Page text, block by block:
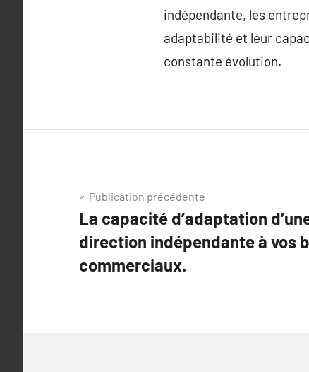
indépendante, les
adaptabilité et leur
constante évolution.
Navigation
de
l’article
Publication précédente
La capacité d’adaptation
direction indépendante à vos
commerciaux.